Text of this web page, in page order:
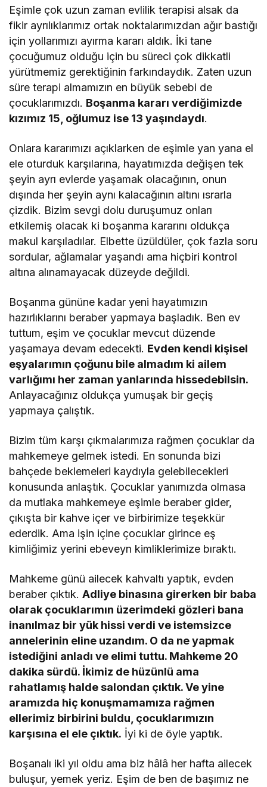
Eşimle çok uzun zaman evlilik terapisi alsak da
fikir ayrılıklarımız ortak noktalarımızdan ağır bastığı
için yollarımızı ayırma kararı aldık. İki tane
çocuğumuz olduğu için bu süreci çok dikkatli
yürütmemiz gerektiğinin farkındaydık. Zaten uzun
süre terapi almamızın en büyük sebebi de
çocuklarımızdı. Boşanma kararı verdiğimizde
kızımız 15, oğlumuz ise 13 yaşındaydı.
Onlara kararımızı açıklarken de eşimle yan yana el
ele oturduk karşılarına, hayatımızda değişen tek
şeyin ayrı evlerde yaşamak olacağının, onun
dışında her şeyin aynı kalacağının altını ısrarla
çizdik. Bizim sevgi dolu duruşumuz onları
etkilemiş olacak ki boşanma kararını oldukça
makul karşıladılar. Elbette üzüldüler, çok fazla soru
sordular, ağlamalar yaşandı ama hiçbiri kontrol
altına alınamayacak düzeyde değildi.
Boşanma gününe kadar yeni hayatımızın
hazırlıklarını beraber yapmaya başladık. Ben ev
tuttum, eşim ve çocuklar mevcut düzende
yaşamaya devam edecekti. Evden kendi kişisel
eşyalarımın çoğunu bile almadım ki ailem
varlığımı her zaman yanlarında hissedebilsin.
Anlayacağınız oldukça yumuşak bir geçiş
yapmaya çalıştık.
Bizim tüm karşı çıkmalarımıza rağmen çocuklar da
mahkemeye gelmek istedi. En sonunda bizi
bahçede beklemeleri kaydıyla gelebilecekleri
konusunda anlaştık. Çocuklar yanımızda olmasa
da mutlaka mahkemeye eşimle beraber gider,
çıkışta bir kahve içer ve birbirimize teşekkür
ederdik. Ama işin içine çocuklar girince eş
kimliğimiz yerini ebeveyn kimliklerimize bıraktı.
Mahkeme günü ailecek kahvaltı yaptık, evden
beraber çıktık.Adliye binasına girerken bir baba
olarak çocuklarımın üzerimdeki gözleri bana
inanılmaz bir yük hissi verdi ve istemsizce
annelerinin eline uzandım. O da ne yapmak
istediğini anladı ve elimi tuttu. Mahkeme 20
dakika sürdü. İkimiz de hüzünlü ama
rahatlamış halde salondan çıktık. Ve yine
aramızda hiç konuşmamamıza rağmen
ellerimiz birbirini buldu, çocuklarımızın
karşısına el ele çıktık. İyi ki de öyle yaptık.
Boşanalı iki yıl oldu ama biz hâlâ her hafta ailecek
buluşur, yemek yeriz. Eşim de ben de başımız ne